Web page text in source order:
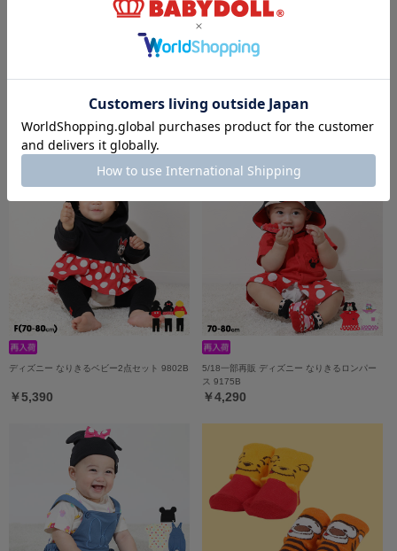
ディズニー ベビー3点セット 0141B
￥5,940
ディズニー おしりキャラクターべビータイツ
9604
￥1,980
ディズニー なりきるベビー2点セット 9802B
￥5,390
5/18一部再販 ディズニー なりきるロンパー
ス 9175B
￥4,290